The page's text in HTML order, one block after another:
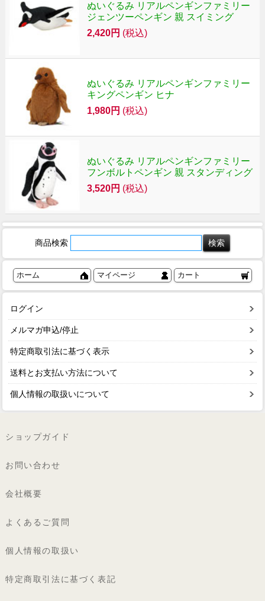
ぬいぐるみ リアルペンギンファミリー
ジェンツーペンギン 親 スイミング
2,420円 (税込)
ぬいぐるみ リアルペンギンファミリー
キングペンギン ヒナ
1,980円 (税込)
ぬいぐるみ リアルペンギンファミリー
フンボルトペンギン 親 スタンディング
3,520円 (税込)
商品検索
ホーム マイページ カート
ログイン
メルマガ申込/停止
特定商取引法に基づく表示
送料とお支払い方法について
個人情報の取扱いについて
ショップガイド
お問い合わせ
会社概要
よくあるご質問
個人情報の取扱い
特定商取引法に基づく表記